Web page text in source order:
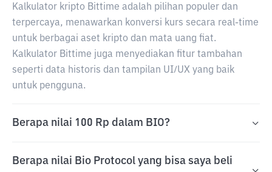
Kalkulator kripto Bittime adalah pilihan populer dan
terpercaya, menawarkan konversi kurs secara real-time
untuk berbagai aset kripto dan mata uang fiat.
Kalkulator Bittime juga menyediakan fitur tambahan
seperti data historis dan tampilan UI/UX yang baik
untuk pengguna.
Berapa nilai 100 Rp dalam BIO?
Berapa nilai Bio Protocol yang bisa saya beli